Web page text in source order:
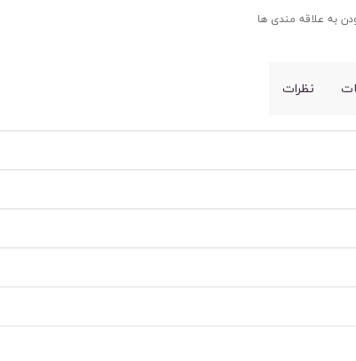
به علاقه مندی ها
نظرات